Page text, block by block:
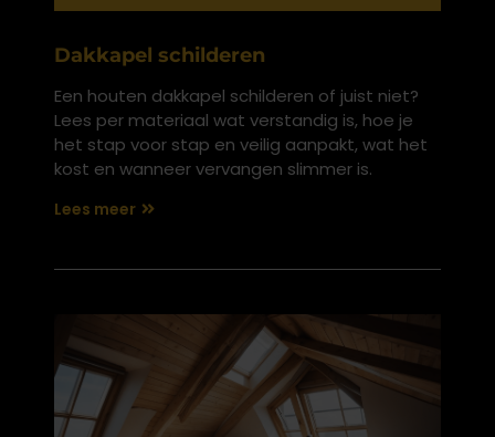
Dakkapel schilderen
Een houten dakkapel schilderen of juist niet?
Lees per materiaal wat verstandig is, hoe je
het stap voor stap en veilig aanpakt, wat het
kost en wanneer vervangen slimmer is.
Lees meer